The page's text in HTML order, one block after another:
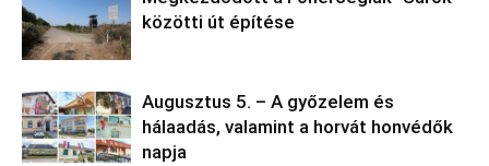
közötti út építése
Augusztus 5. – A győzelem és
hálaadás, valamint a horvát honvédők
napja